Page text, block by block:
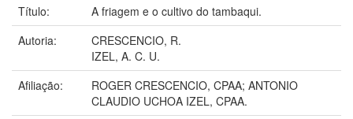
Título:
A friagem e o cultivo do tambaqui.
Autoria:
CRESCENCIO, R.
IZEL, A. C. U.
Afiliação:
ROGER CRESCENCIO, CPAA; ANTONIO
CLAUDIO UCHOA IZEL, CPAA.